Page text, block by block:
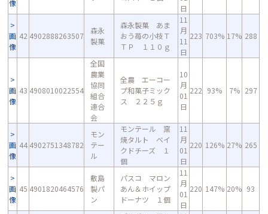
像
日
画
像
42 4902888263507
森永
製菓
森永製菓 あま
おう苺の小枝Ｔ
ＴＰ １１０ｇ
11
月
11
日
223 703% 17% 288
画
像
43 4908010022554
全国
農業
協同
組合
連合
会
全農 エーコー
プ和菓子ミック
ス ２２５ｇ
10
月
01
日
222 93% 7% 297
画
像
44 4902751348782
モン
テー
ル
モンテール 窯
焼タルト ベイ
クドチーズ １
個
11
月
01
日
220 126% 27% 265
画
像
45 4901820464576
敷島
製パ
ン
パスコ マロン
あん＆ホイップ
ドーナツ １個
11
月
01
日
220 147% 20% 93